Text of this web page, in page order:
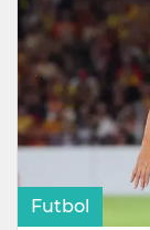
Futbol